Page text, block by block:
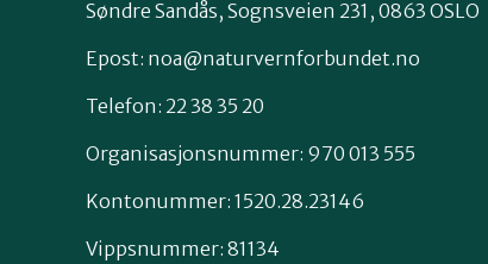
Søndre Sandås, Sognsveien 231, 0863 OSLO
Epost: noa@naturvernforbundet.no
Telefon: 22 38 35 20
Organisasjonsnummer: 970 013 555
Kontonummer: 1520.28.23146
Vippsnummer: 81134